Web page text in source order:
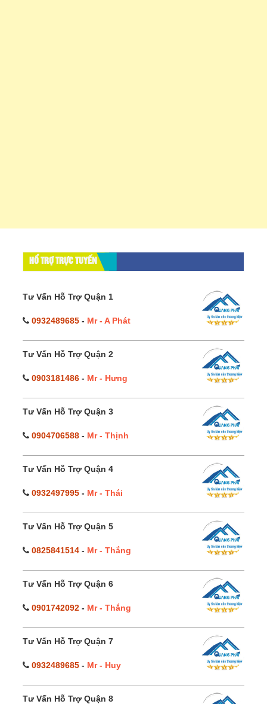
HỔ TRỢ TRỰC TUYẾN
Tư Vấn Hỗ Trợ Quận 1
0932489685 - Mr - A Phát
Tư Vấn Hỗ Trợ Quận 2
0903181486 - Mr - Hưng
Tư Vấn Hỗ Trợ Quận 3
0904706588 - Mr - Thịnh
Tư Vấn Hỗ Trợ Quận 4
0932497995 - Mr - Thái
Tư Vấn Hỗ Trợ Quận 5
0825841514 - Mr - Thắng
Tư Vấn Hỗ Trợ Quận 6
0901742092 - Mr - Thắng
Tư Vấn Hỗ Trợ Quận 7
0932489685 - Mr - Huy
Tư Vấn Hỗ Trợ Quận 8